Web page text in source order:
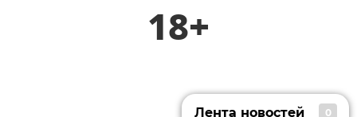
18+
Лента новостей 0